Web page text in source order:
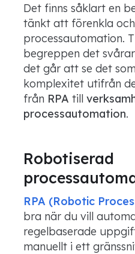
Det finns såklart en
tänkt att förenkla
processautomation.
begreppen det
det går att se det
komplexitet utifrån
från RPA till
processautomation.
Robotiserad
RPA (Robotic
bra när du vill
regelbaserade
manuellt i ett